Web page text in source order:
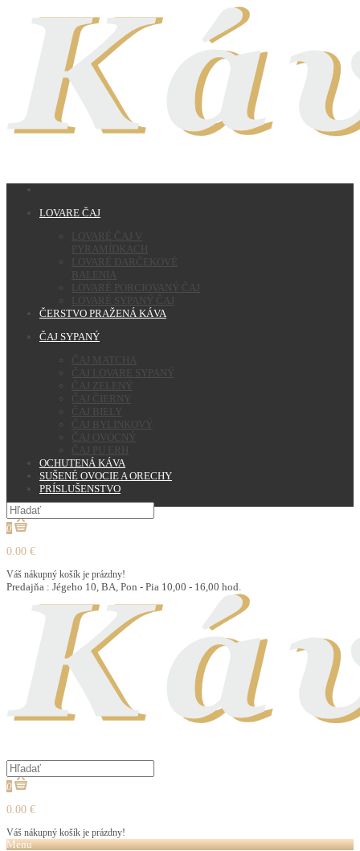
LOVARE ČAJ
LOVARÉ ČAJ V
PYRAMÍDKACH
LOVARÉ DARČEKOVÉ
BALENIA
LOVARÉ PORCIOVANÝ ČAJ
LOVARÉ SYPANÝ ČAJ
ČERSTVO PRAŽENÁ KÁVA
ČAJ SYPANÝ
ČAJ MATCHA
ČAJ LOVARE SYPANÝ
ČAJ ZELENÝ
ČAJ ČIERNY
ČAJ BIELY
ČAJ BYLINKOVÝ
ČAJ OVOCNÝ
ČAJ PU ERH
OCHUTENÁ KÁVA
SUŠENÉ OVOCIE A ORECHY
PRÍSLUŠENSTVO
0
0.00 €
Váš nákupný košík je prázdny!
Predajňa : Jégeho 10, BA, Pon - Pia 10,00 - 16,00 hod.
0
0.00 €
Váš nákupný košík je prázdny!
Menu